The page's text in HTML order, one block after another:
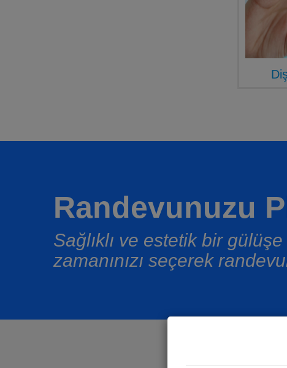
Randevunuzu
Sağlıklı ve estetik bir
zamanınızı seçerek